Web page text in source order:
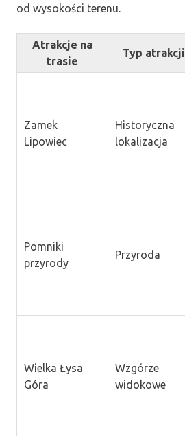
od wysokości terenu.
Atrakcje na
trasie
Typ atrakcji
Zamek
Lipowiec
Historyczna
lokalizacja
Pomniki
przyrody
Przyroda
Wielka Łysa
Góra
Wzgórze
widokowe